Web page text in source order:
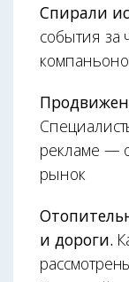
Спирали
события за
рекламе —
рынок
и дороги.